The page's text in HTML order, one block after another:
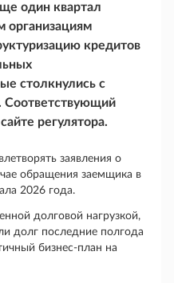
один квартал
кредитов
столкнулись с
Соответствующий
регулятора.
заявления о
обращения заемщика в
2026 года.
долговой нагрузкой,
долг последние полгода
бизнес-план на